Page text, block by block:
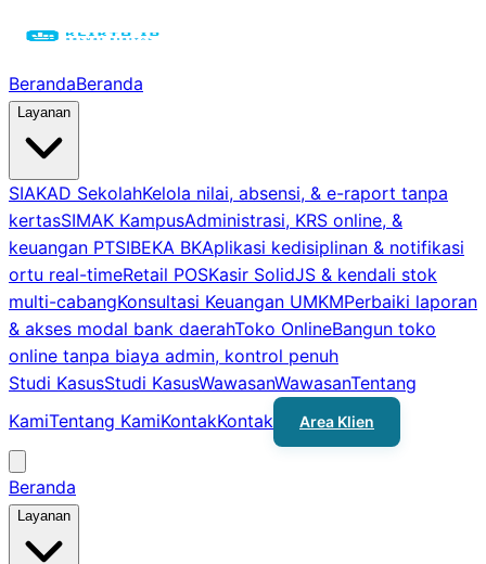
BerandaBeranda
Layanan
SIAKAD SekolahKelola nilai, absensi, & e-raport tanpa
kertasSIMAK KampusAdministrasi, KRS online, &
keuangan PTSIBEKA BKAplikasi kedisiplinan & notifikasi
ortu real-timeRetail POSKasir SolidJS & kendali stok
multi-cabangKonsultasi Keuangan UMKMPerbaiki laporan
& akses modal bank daerahToko OnlineBangun toko
online tanpa biaya admin, kontrol penuh
Studi KasusStudi KasusWawasanWawasanTentang
KamiTentang KamiKontakKontak Area Klien
Beranda
Layanan